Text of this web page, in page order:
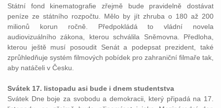
Státní fond kinematografie zřejmě bude pravidelně dostávat
peníze ze státního rozpočtu. Mělo by jít zhruba o 180 až 200
milionů korun ročně. Předpokládá to vládní novela
audiovizuálního zákona, kterou schválila Sněmovna. Předloha,
kterou ještě musí posoudit Senát a podepsat prezident, také
zprůhledňuje systém filmových pobídek pro zahraniční filmaře tak,
aby natáčeli v Česku.
Svátek 17. listopadu asi bude i dnem studentstva
Svátek Dne boje za svobodu a demokracii, který připadá na 17.